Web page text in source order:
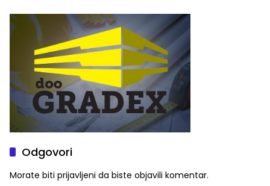
ove godine
Odgovori
Morate biti prijavljeni da biste objavili komentar.